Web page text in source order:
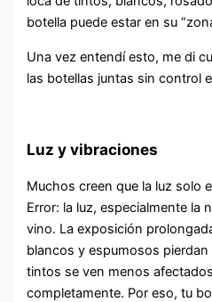
botella puede estar en su
Una vez entendí esto, me di
las botellas juntas sin control
Luz y vibraciones
Muchos creen que la luz solo
Error: la luz, especialmente la
vino. La exposición
blancos y espumosos
tintos se ven menos
completamente. Por eso, tu